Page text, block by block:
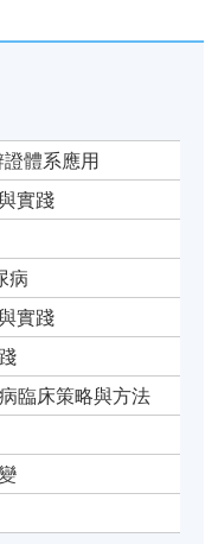
體系應用
實踐
病
實踐
臨床策略與方法